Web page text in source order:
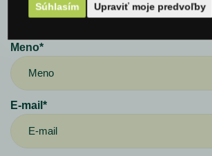
Spýtajte sa nás
Meno*
E-mail*
Súhlasím Upraviť moje predvoľby